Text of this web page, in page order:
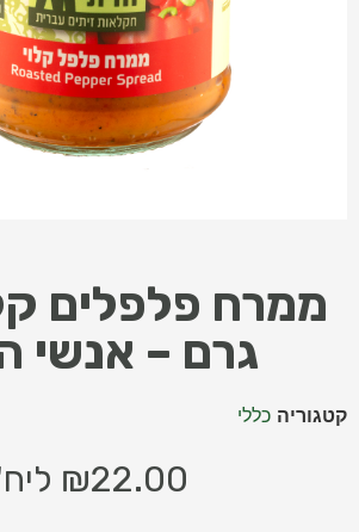
גרם – אנשי
קטגוריה כללי
₪22.00